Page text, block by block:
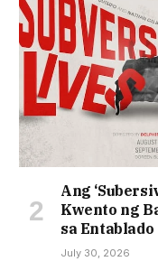
Ang
Kwento ng
sa Entablado
July 30, 2026